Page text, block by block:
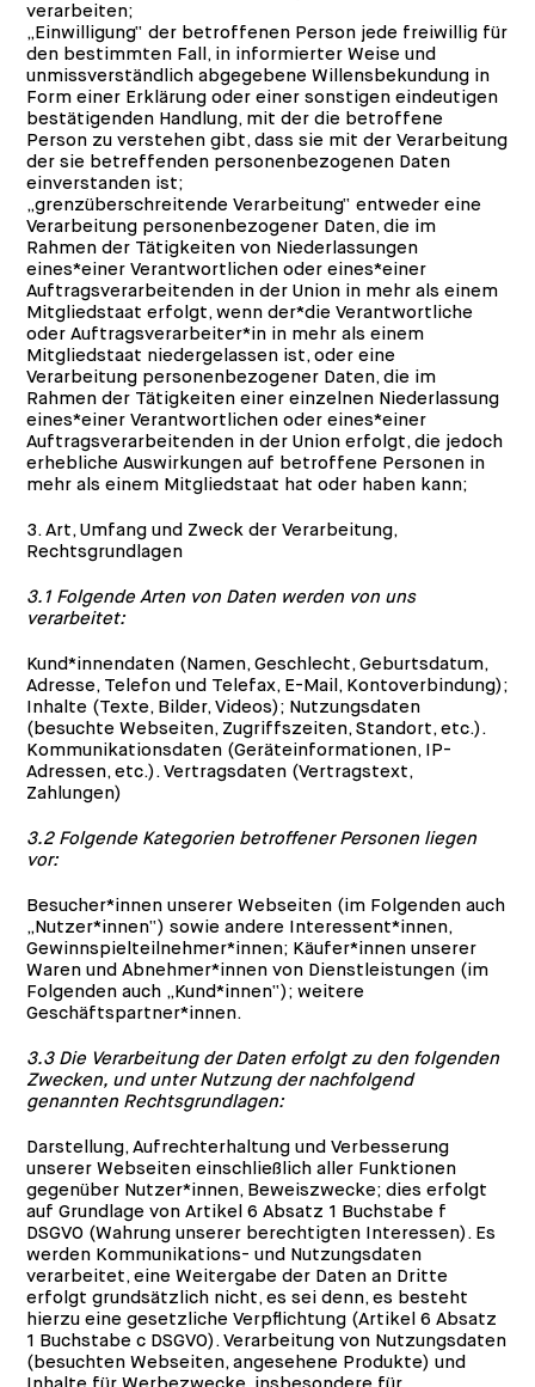
verarbeiten;
„Einwilligung“ der betroffenen Person jede freiwillig für
den bestimmten Fall, in informierter Weise und
unmissverständlich abgegebene Willensbekundung in
Form einer Erklärung oder einer sonstigen eindeutigen
bestätigenden Handlung, mit der die betroffene
Person zu verstehen gibt, dass sie mit der Verarbeitung
der sie betreffenden personenbezogenen Daten
einverstanden ist;
„grenzüberschreitende Verarbeitung“ entweder eine
Verarbeitung personenbezogener Daten, die im
Rahmen der Tätigkeiten von Niederlassungen
eines*einer Verantwortlichen oder eines*einer
Auftragsverarbeitenden in der Union in mehr als einem
Mitgliedstaat erfolgt, wenn der*die Verantwortliche
oder Auftragsverarbeiter*in in mehr als einem
Mitgliedstaat niedergelassen ist, oder eine
Verarbeitung personenbezogener Daten, die im
Rahmen der Tätigkeiten einer einzelnen Niederlassung
eines*einer Verantwortlichen oder eines*einer
Auftragsverarbeitenden in der Union erfolgt, die jedoch
erhebliche Auswirkungen auf betroffene Personen in
mehr als einem Mitgliedstaat hat oder haben kann;
3. Art, Umfang und Zweck der Verarbeitung,
Rechtsgrundlagen
3.1 Folgende Arten von Daten werden von uns
verarbeitet:
Kund*innendaten (Namen, Geschlecht, Geburtsdatum,
Adresse, Telefon und Telefax, E-Mail, Kontoverbindung);
Inhalte (Texte, Bilder, Videos); Nutzungsdaten
(besuchte Webseiten, Zugriffszeiten, Standort, etc.).
Kommunikationsdaten (Geräteinformationen, IP-
Adressen, etc.). Vertragsdaten (Vertragstext,
Zahlungen)
3.2 Folgende Kategorien betroffener Personen liegen
vor:
Besucher*innen unserer Webseiten (im Folgenden auch
„Nutzer*innen“) sowie andere Interessent*innen,
Gewinnspielteilnehmer*innen; Käufer*innen unserer
Waren und Abnehmer*innen von Dienstleistungen (im
Folgenden auch „Kund*innen“); weitere
Geschäftspartner*innen.
3.3 Die Verarbeitung der Daten erfolgt zu den folgenden
Zwecken, und unter Nutzung der nachfolgend
genannten Rechtsgrundlagen:
Darstellung, Aufrechterhaltung und Verbesserung
unserer Webseiten einschließlich aller Funktionen
gegenüber Nutzer*innen, Beweiszwecke; dies erfolgt
auf Grundlage von Artikel 6 Absatz 1 Buchstabe f
DSGVO (Wahrung unserer berechtigten Interessen). Es
werden Kommunikations- und Nutzungsdaten
verarbeitet, eine Weitergabe der Daten an Dritte
erfolgt grundsätzlich nicht, es sei denn, es besteht
hierzu eine gesetzliche Verpflichtung (Artikel 6 Absatz
1 Buchstabe c DSGVO). Verarbeitung von Nutzungsdaten
(besuchten Webseiten, angesehene Produkte) und